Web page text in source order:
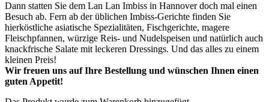
Dann statten Sie dem Lan Lan Imbiss in Hannover doch mal einen
Besuch ab. Fern ab der üblichen Imbiss-Gerichte finden Sie
hierköstliche asiatische Spezialitäten, Fischgerichte, magere
Fleischpfannen, würzige Reis- und Nudelspeisen und natürlich auch
knackfrische Salate mit leckeren Dressings. Und das alles zu einem
kleinen Preis!
Wir freuen uns auf Ihre Bestellung und wünschen Ihnen einen
guten Appetit!